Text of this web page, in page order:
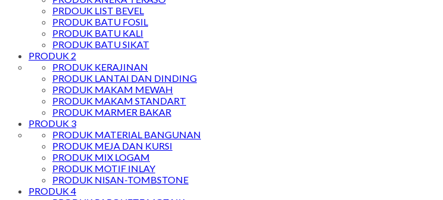
PRDOUK LIST BEVEL
PRODUK BATU FOSIL
PRODUK BATU KALI
PRODUK BATU SIKAT
PRODUK 2
PRODUK KERAJINAN
PRODUK LANTAI DAN DINDING
PRODUK MAKAM MEWAH
PRODUK MAKAM STANDART
PRODUK MARMER BAKAR
PRODUK 3
PRODUK MATERIAL BANGUNAN
PRODUK MEJA DAN KURSI
PRODUK MIX LOGAM
PRODUK MOTIF INLAY
PRODUK NISAN-TOMBSTONE
PRODUK 4